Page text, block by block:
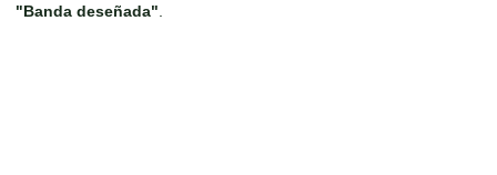
"Banda deseñada"